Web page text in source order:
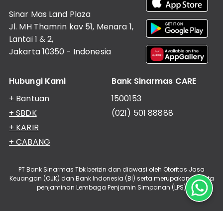
Hubungan
Investor
Karir
Sinar Mas Land Plaza
Jl. MH Thamrin kav 51, Menara 1,
Lantai 1 & 2,
Jakarta 10350 - Indonesia
Hubungi Kami
+ Bantuan
+ SBDK
+ KARIR
+ CABANG
Bank Sinarmas CARE
1500153
(021) 501 88888
PT Bank Sinarmas Tbk berizin dan diawasi oleh Otoritas Jasa
Keuangan (OJK) dan Bank Indonesia (BI) serta merupakan peserta
penjaminan Lembaga Penjamin Simpanan (LPS)